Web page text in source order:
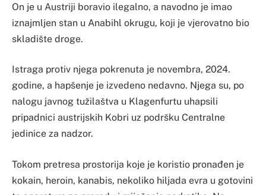
On je u Austriji boravio ilegalno, a navodno je imao
iznajmljen stan u Anabihl okrugu, koji je vjerovatno bio
skladište droge.
Istraga protiv njega pokrenuta je novembra, 2024.
godine, a hapšenje je izvedeno nedavno. Njega su, po
nalogu javnog tužilaštva u Klagenfurtu uhapsili
pripadnici austrijskih Kobri uz podršku Centralne
jedinice za nadzor.
Tokom pretresa prostorija koje je koristio pronađen je
kokain, heroin, kanabis, nekoliko hiljada evra u gotovini